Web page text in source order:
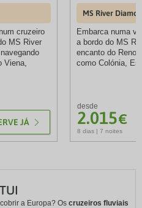
cruzeiro
MS River
Viena,
JÁ
MS River
Embarca numa
a bordo do MS
encanto do Reno
como Colónia,
desde
2.015€
8 dias | 7 noites
a Europa? Os cruzeiros fluviais